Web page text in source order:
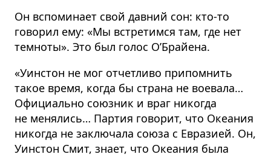
Он вспоминает свой давний сон: кто-то
говорил ему: «Мы встретимся там, где нет
темноты». Это был голос О’Брайена.
«Уинстон не мог отчетливо припомнить
такое время, когда бы страна не воевала…
Официально союзник и враг никогда
не менялись… Партия говорит, что Океания
никогда не заключала союза с Евразией. Он,
Уинстон Смит, знает, что Океания была